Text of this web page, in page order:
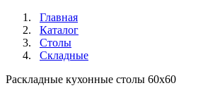
Главная
Каталог
Столы
Складные
Раскладные кухонные столы 60х60